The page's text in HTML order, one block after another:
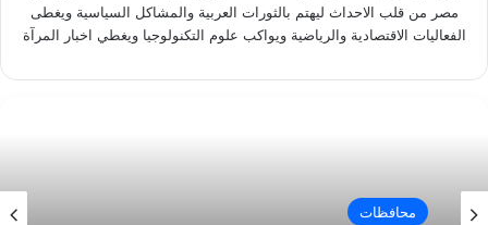
مصر من قلب الاحداث ليهتم بالثورات العربية والمشاكل السياسية ويغطى
الفعاليات الاقتصادية والرياضية ويواكب علوم التكنولوجيا ويغطي اخبار المرآة
محافظات